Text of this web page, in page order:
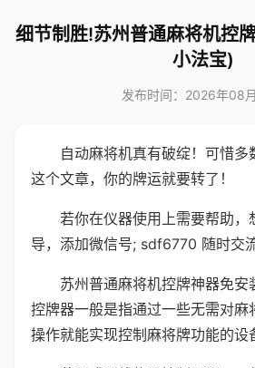
细节制胜!苏州普通麻将机控
小法宝)
发布时间：2026年08
自动麻将机真有破绽！可惜多
这个文章，你的牌运就要转了！
若你在仪器使用上需要帮助，
导，添加微信号; sdf6770 随时交流
苏州普通麻将机控牌神器免安
控牌器一般是指通过一些无需对麻
操作就能实现控制麻将牌功能的设